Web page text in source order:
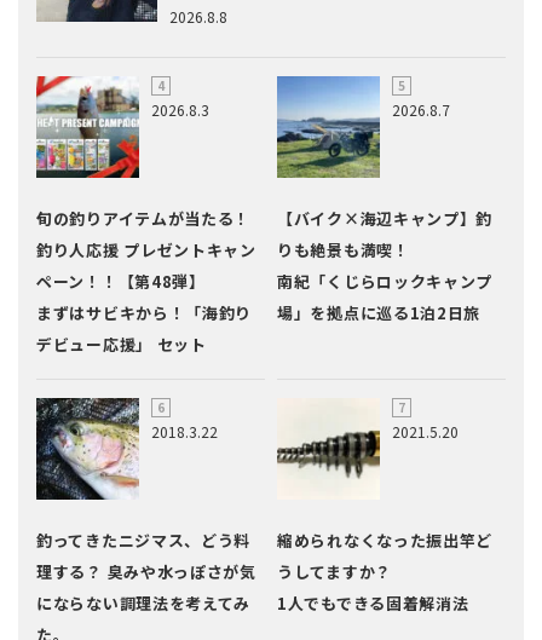
2026.8.8
2026.8.3
旬の釣りアイテムが当たる！
釣り人応援 プレゼントキャン
ペーン！！【第48弾】
まずはサビキから！「海釣り
デビュー応援」 セット
2026.8.7
【バイク×海辺キャンプ】釣
りも絶景も満喫！
南紀「くじらロックキャンプ
場」を拠点に巡る1泊2日旅
2018.3.22
釣ってきたニジマス、どう料
理する？ 臭みや水っぽさが気
にならない調理法を考えてみ
た。
2021.5.20
縮められなくなった振出竿ど
うしてますか？
1人でもできる固着解消法